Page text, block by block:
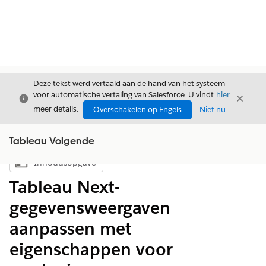
Sluiten
Deze tekst werd vertaald aan de hand van het systeem
voor automatische vertaling van Salesforce. U vindt hier
meer details.
Overschakelen op Engels Niet nu
Sluiten
Tableau Volgende
Inhoudsopgave weergeven
Inhoudsopgave
Tableau Next-
gegevensweergaven
aanpassen met
eigenschappen voor